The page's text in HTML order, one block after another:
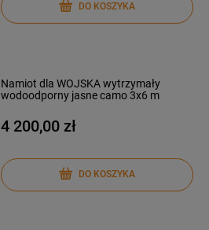
DO KOSZYKA
Namiot dla WOJSKA wytrzymały
wodoodporny jasne camo 3x6 m
4 200,00 zł
DO KOSZYKA